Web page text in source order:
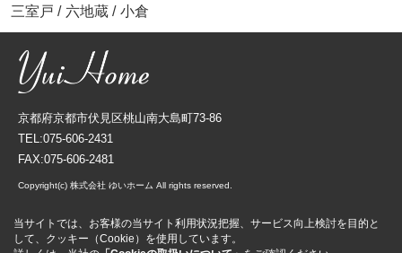
三室戸 / 六地蔵 / 小倉
京都府京都市伏見区桃山南大島町73-86
TEL:075-606-2431
FAX:075-606-2481
Copyright(c) 株式会社 ゆいホーム All rights reserved.
当サイトでは、お客様の当サイト利用状況把握、サービス向上検討を目的と
して、クッキー（Cookie）を使用しています。